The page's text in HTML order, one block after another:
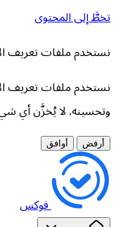
تخطَّ إلى المحتوى
نستخدم ملفات تعريف
نستخدم ملفات تعريف
وتحسينه. لا يُخزَّن أي
أرفض أوافق
فوكس